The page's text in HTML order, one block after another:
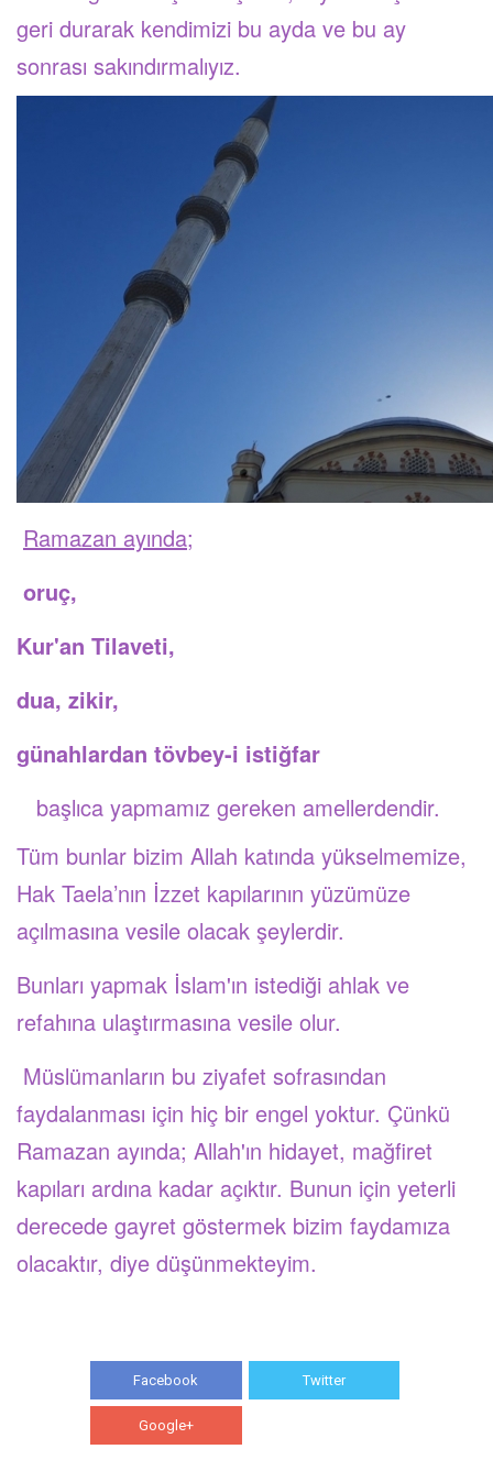
geri durarak kendimizi bu ayda ve bu ay
sonrası sakındırmalıyız.
Ramazan ayında;
oruç,
Kur'an Tilaveti,
dua, zikir,
günahlardan tövbey-i istiğfar
başlıca yapmamız gereken amellerdendir.
Tüm bunlar bizim Allah katında yükselmemize,
Hak Taela’nın İzzet kapılarının yüzümüze
açılmasına vesile olacak şeylerdir.
Bunları yapmak İslam'ın istediği ahlak ve
refahına ulaştırmasına vesile olur.
Müslümanların bu ziyafet sofrasından
faydalanması için hiç bir engel yoktur. Çünkü
Ramazan ayında; Allah'ın hidayet, mağfiret
kapıları ardına kadar açıktır. Bunun için yeterli
derecede gayret göstermek bizim faydamıza
olacaktır, diye düşünmekteyim.
Facebook Twitter
Google+